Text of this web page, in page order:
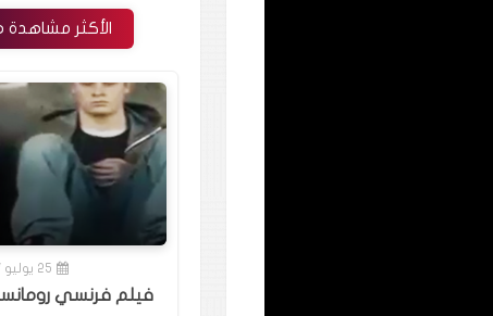
الأكثر مشاهدة
25 يوليو 2017
فيلم فرنسي